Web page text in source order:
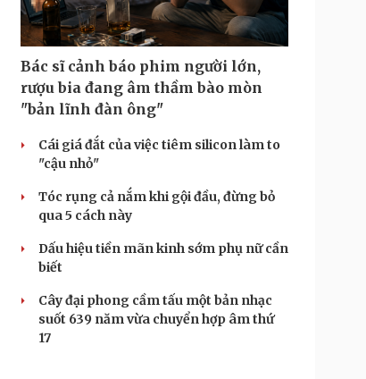
Bác sĩ cảnh báo phim người lớn,
rượu bia đang âm thầm bào mòn
"bản lĩnh đàn ông"
Cái giá đắt của việc tiêm silicon làm to
"cậu nhỏ"
Tóc rụng cả nắm khi gội đầu, đừng bỏ
qua 5 cách này
Dấu hiệu tiền mãn kinh sớm phụ nữ cần
biết
Cây đại phong cầm tấu một bản nhạc
suốt 639 năm vừa chuyển hợp âm thứ
17